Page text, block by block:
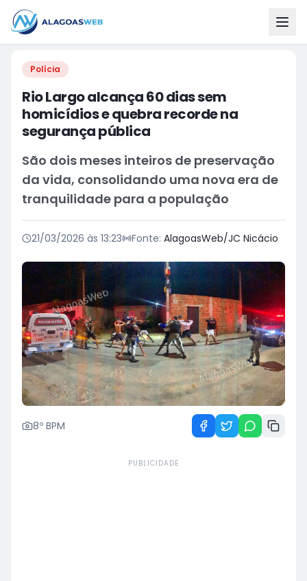
Polícia
Rio Largo alcança 60 dias sem
homicídios e quebra recorde na
segurança pública
São dois meses inteiros de preservação
da vida, consolidando uma nova era de
tranquilidade para a população
21/03/2026 às 13:23 Fonte: AlagoasWeb/JC Nicácio
8º BPM
PUBLICIDADE